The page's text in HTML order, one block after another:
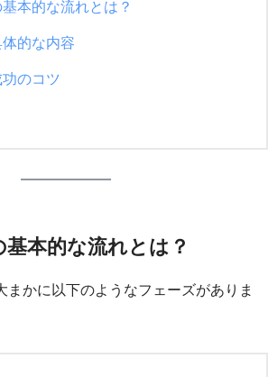
本的な流れとは？
的な内容
のコツ
本的な流れとは？
まかに以下のようなフェーズがありま